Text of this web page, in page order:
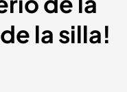
la silla!